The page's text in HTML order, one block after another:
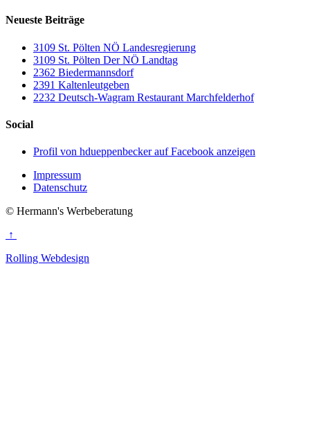
Neueste Beiträge
3109 St. Pölten NÖ Landesregierung
3109 St. Pölten Der NÖ Landtag
2362 Biedermannsdorf
2391 Kaltenleutgeben
2232 Deutsch-Wagram Restaurant Marchfelderhof
Social
Profil von hdueppenbecker auf Facebook anzeigen
Impressum
Datenschutz
© Hermann's Werbeberatung
↑
Rolling Webdesign